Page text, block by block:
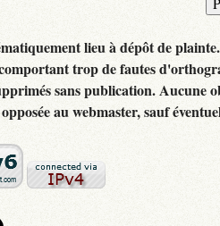
lieu à dépôt de
trop de fautes
sans publication. Aucune
au webmaster, sauf